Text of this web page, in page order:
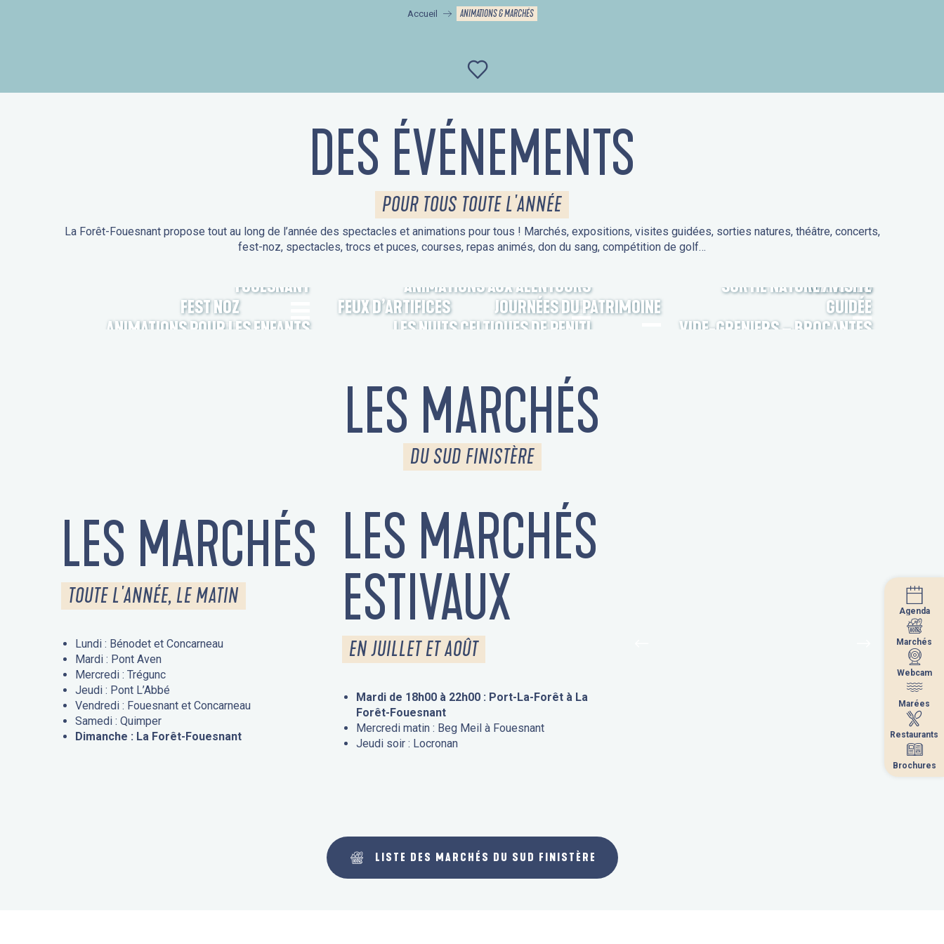
Agenda
Marchés
Webcam
Marées
Restaurants
Brochures
Accueil ANIMATIONS & MARCHÉS
Ajouter aux favoris
DES ÉVÉNEMENTS
POUR TOUS TOUTE L'ANNÉE
La Forêt-Fouesnant propose tout au long de l’année des spectacles et animations pour tous ! Marchés, expositions, visites guidées, sorties natures, théâtre, concerts,
fest-noz, spectacles, trocs et puces, courses, repas animés, don du sang, compétition de golf…
FOUESNANT
ANIMATIONS AUX ALENTOURS
MARCHÉS
FEST NOZ
FEUX D’ARTIFICES JOURNÉES DU PATRIMOINE
SORTIE NATURE / VISITE
GUIDÉE
ANIMATIONS POUR LES ENFANTS
LES NUITS CELTIQUES DE PENITI VIDE-GRENIERS – BROCANTES
LES MARCHÉS
DU SUD FINISTÈRE
LES MARCHÉS
TOUTE L'ANNÉE, LE MATIN
Lundi : Bénodet et Concarneau
Mardi : Pont Aven
Mercredi : Trégunc
Jeudi : Pont L’Abbé
Vendredi : Fouesnant et Concarneau
Samedi : Quimper
Dimanche : La Forêt-Fouesnant
LES MARCHÉS
ESTIVAUX
EN JUILLET ET AOÛT
Mardi de 18h00 à 22h00 : Port-La-Forêt à La
Forêt-Fouesnant
Mercredi matin : Beg Meil à Fouesnant
Jeudi soir : Locronan
LISTE DES MARCHÉS DU SUD FINISTÈRE